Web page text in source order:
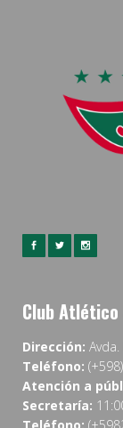
Club Atlético
Dirección:
Teléfono:
Atención a
Secretaría: